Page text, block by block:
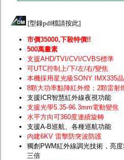
[型錄pdf檔請按此]
市價35000,下殺特價!!
500萬畫素
支援AHD/TVI/CVI/CVBS標準
可UTC控制上/下/左/右/變焦
本機採用星光級SONY IMX335
8顆大功率點陣紅外燈；2顆雷射
支援ICR智慧紅外線夜視功能
支援光學5.35-96.3mm電動變焦
水平方向可360度連續旋轉
支援A-B巡航、各種巡航功能
內建6KV 雷擊防突波防護
獨創PWM紅外線調光技術，亮
三倍